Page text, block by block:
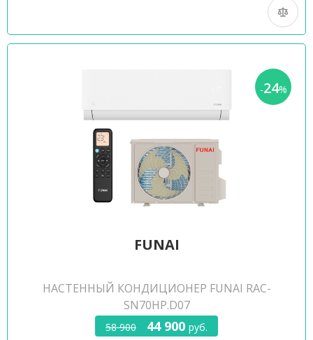
-24%
FUNAI
НАСТЕННЫЙ КОНДИЦИОНЕР FUNAI RAC-
SN70HP.D07
58 900 44 900 руб.